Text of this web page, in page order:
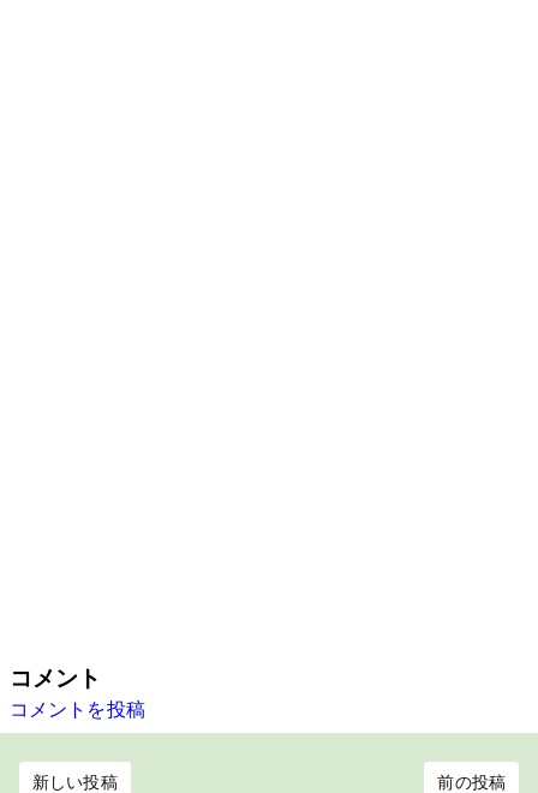
コメント
コメントを投稿
新しい投稿 前の投稿